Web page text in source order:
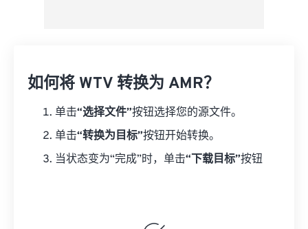
如何将 WTV 转换为 AMR？
单击“选择文件”按钮选择您的源文件。
单击“转换为目标”按钮开始转换。
当状态变为“完成”时，单击“下载目标”按钮